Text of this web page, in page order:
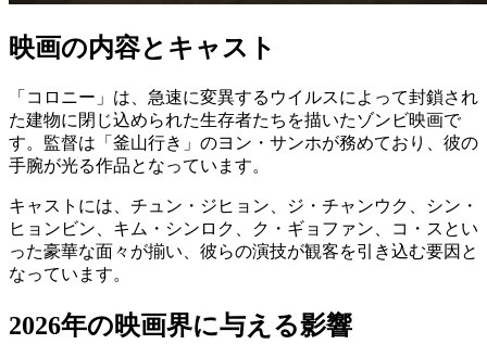
映画の内容とキャスト
「コロニー」は、急速に変異するウイルスによって封鎖され
た建物に閉じ込められた生存者たちを描いたゾンビ映画で
す。監督は「釜山行き」のヨン・サンホが務めており、彼の
手腕が光る作品となっています。
キャストには、チュン・ジヒョン、ジ・チャンウク、シン・
ヒョンビン、キム・シンロク、ク・ギョファン、コ・スとい
った豪華な面々が揃い、彼らの演技が観客を引き込む要因と
なっています。
2026年の映画界に与える影響